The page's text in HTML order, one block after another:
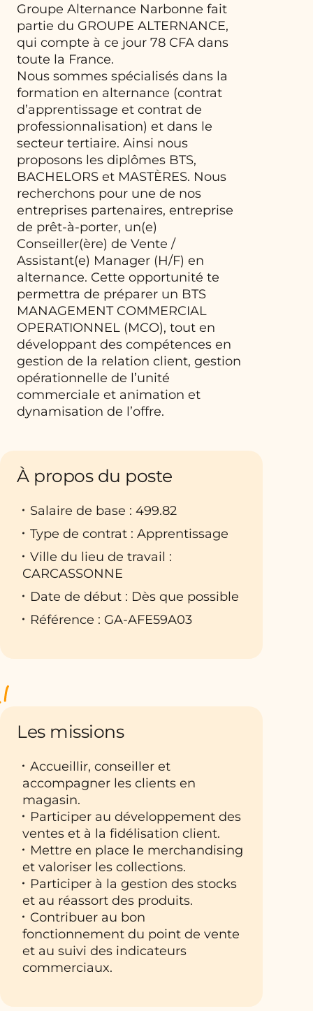
Groupe Alternance Narbonne fait
partie du GROUPE ALTERNANCE,
qui compte à ce jour 78 CFA dans
toute la France.
Nous sommes spécialisés dans la
formation en alternance (contrat
d’apprentissage et contrat de
professionnalisation) et dans le
secteur tertiaire. Ainsi nous
proposons les diplômes BTS,
BACHELORS et MASTÈRES. Nous
recherchons pour une de nos
entreprises partenaires, entreprise
de prêt-à-porter, un(e)
Conseiller(ère) de Vente /
Assistant(e) Manager (H/F) en
alternance. Cette opportunité te
permettra de préparer un BTS
MANAGEMENT COMMERCIAL
OPERATIONNEL (MCO), tout en
développant des compétences en
gestion de la relation client, gestion
opérationnelle de l’unité
commerciale et animation et
dynamisation de l’offre.
À propos du poste
Salaire de base : 499.82
Type de contrat : Apprentissage
Ville du lieu de travail :
CARCASSONNE
Date de début : Dès que possible
Référence : GA-AFE59A03
Les missions
Accueillir, conseiller et
accompagner les clients en
magasin.
Participer au développement des
ventes et à la fidélisation client.
Mettre en place le merchandising
et valoriser les collections.
Participer à la gestion des stocks
et au réassort des produits.
Contribuer au bon
fonctionnement du point de vente
et au suivi des indicateurs
commerciaux.